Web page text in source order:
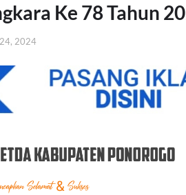
Ke 78 Tahun
2024